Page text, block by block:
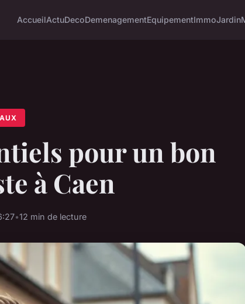
AccueilActuDecoDemenagementEquipementImmoJardin
pour un bon
à Caen
•12 min de lecture